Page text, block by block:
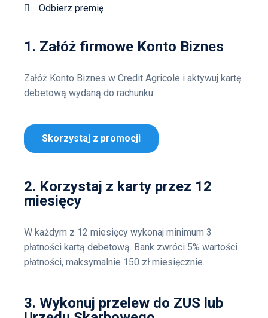
Odbierz premię
1. Załóż firmowe Konto Biznes
Załóż Konto Biznes w Credit Agricole i aktywuj kartę
debetową wydaną do rachunku.
Skorzystaj z promocji
2. Korzystaj z karty przez 12
miesięcy
W każdym z 12 miesięcy wykonaj minimum 3
płatności kartą debetową. Bank zwróci 5% wartości
płatności, maksymalnie 150 zł miesięcznie.
3. Wykonuj przelew do ZUS lub